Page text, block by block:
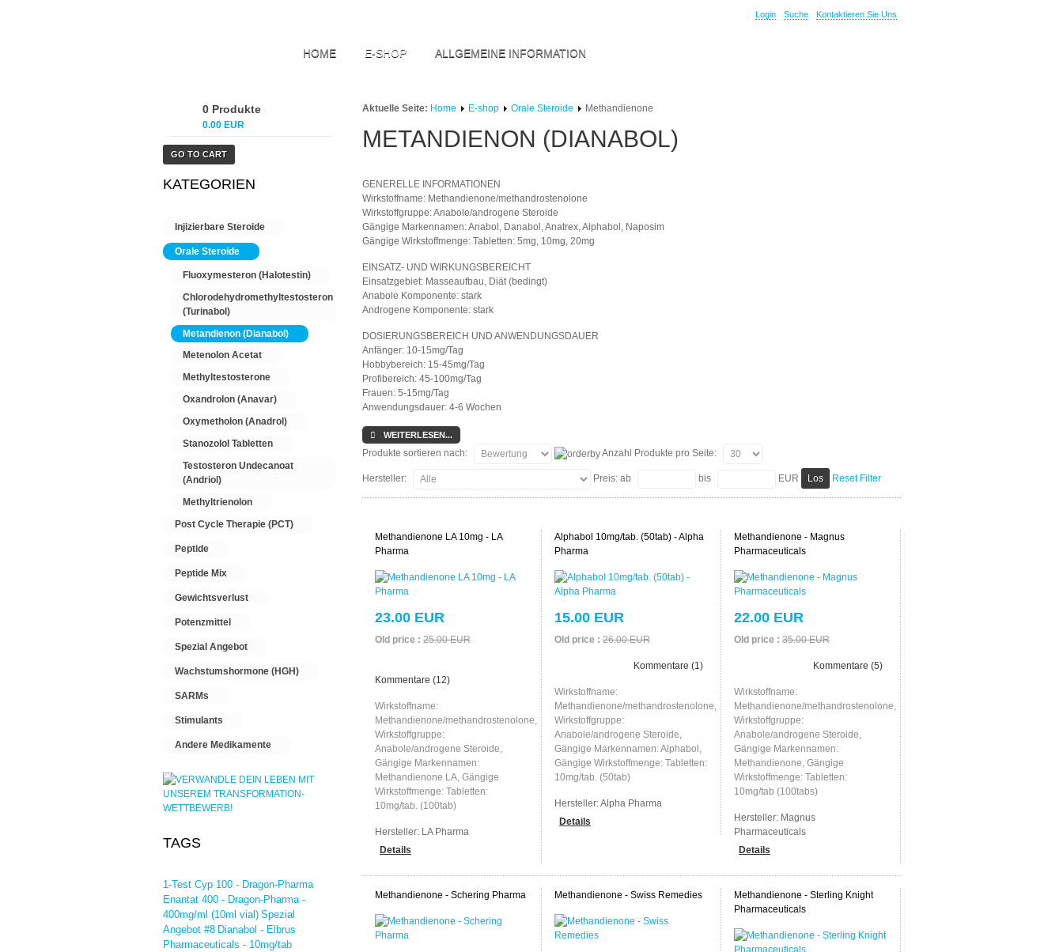
Login Suche Kontaktieren Sie Uns
HOME E-SHOP ALLGEMEINE INFORMATION
Aktuelle Seite: Home E-shop Orale Steroide Methandienone
METANDIENON (DIANABOL)
GENERELLE INFORMATIONEN
Wirkstoffname: Methandienone/methandrostenolone
Wirkstoffgruppe: Anabole/androgene Steroide
Gängige Markennamen: Anabol, Danabol, Anatrex, Alphabol, Naposim
Gängige Wirkstoffmenge: Tabletten: 5mg, 10mg, 20mg
EINSATZ- UND WIRKUNGSBEREICHT
Einsatzgebiet: Masseaufbau, Diät (bedingt)
Anabole Komponente: stark
Androgene Komponente: stark
DOSIERUNGSBEREICH UND ANWENDUNGSDAUER
Anfänger: 10-15mg/Tag
Hobbybereich: 15-45mg/Tag
Profibereich: 45-100mg/Tag
Frauen: 5-15mg/Tag
Anwendungsdauer: 4-6 Wochen
WEITERLESEN...
Produkte sortieren nach: Anzahl Produkte pro Seite:
Hersteller: Preis: ab bis EUR Reset Filter
Methandienone LA 10mg - LA
Pharma
23.00 EUR
Old price : 25.00 EUR
Kommentare (12)
Wirkstoffname:
Methandienone/methandrostenolone,
Wirkstoffgruppe:
Anabole/androgene Steroide,
Gängige Markennamen:
Methandienone LA, Gängige
Wirkstoffmenge: Tabletten:
10mg/tab. (100tab)
Hersteller: LA Pharma
Details
Alphabol 10mg/tab. (50tab) - Alpha
Pharma
15.00 EUR
Old price : 26.00 EUR
Kommentare (1)
Wirkstoffname:
Methandienone/methandrostenolone,
Wirkstoffgruppe:
Anabole/androgene Steroide,
Gängige Markennamen: Alphabol,
Gängige Wirkstoffmenge: Tabletten:
10mg/tab. (50tab)
Hersteller:Alpha Pharma
Details
Methandienone - Magnus
Pharmaceuticals
22.00 EUR
Old price : 35.00 EUR
Kommentare (5)
Wirkstoffname:
Methandienone/methandrostenolone,
Wirkstoffgruppe:
Anabole/androgene Steroide,
Gängige Markennamen:
Methandienone, Gängige
Wirkstoffmenge: Tabletten:
10mg/tab (100tabs)
Hersteller: Magnus
Pharmaceuticals
Details
Methandienone - Schering Pharma Methandienone - Swiss Remedies
Methandienone - Sterling Knight
Pharmaceuticals
0 Produkte
0.00 EUR
GO TO CART
KATEGORIEN
Injizierbare Steroide
Orale Steroide
Fluoxymesteron (Halotestin)
Chlorodehydromethyltestosteron
(Turinabol)
Metandienon (Dianabol)
Metenolon Acetat
Methyltestosterone
Oxandrolon (Anavar)
Oxymetholon (Anadrol)
Stanozolol Tabletten
Testosteron Undecanoat
(Andriol)
Methyltrienolon
Post Cycle Therapie (PCT)
Peptide
Peptide Mix
Gewichtsverlust
Potenzmittel
Spezial Angebot
Wachstumshormone (HGH)
SARMs
Stimulants
Andere Medikamente
TAGS
1-Test Cyp 100 - Dragon-Pharma
Enantat 400 - Dragon-Pharma -
400mg/ml (10ml vial) Spezial
Angebot #8 Dianabol - Elbrus
Pharmaceuticals - 10mg/tab